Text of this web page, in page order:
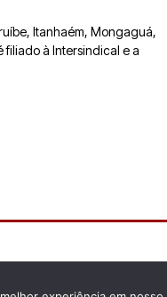
Itanhaém, Mongaguá,
filiado à Intersindical e a